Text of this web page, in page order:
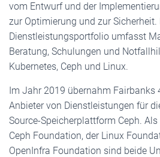
vom Entwurf und der
zur Optimierung und zur Sicherheit.
Dienstleistungsportfolio umfasst
Beratung, Schulungen und
Kubernetes, Ceph und Linux.
Im Jahr 2019 übernahm Fairbanks
Anbieter von Dienstleistungen für
Source-Speicherplattform Ceph.
Ceph Foundation, der Linux
OpenInfra Foundation sind beide